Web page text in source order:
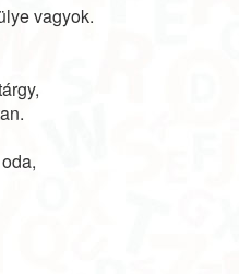
vagyok.